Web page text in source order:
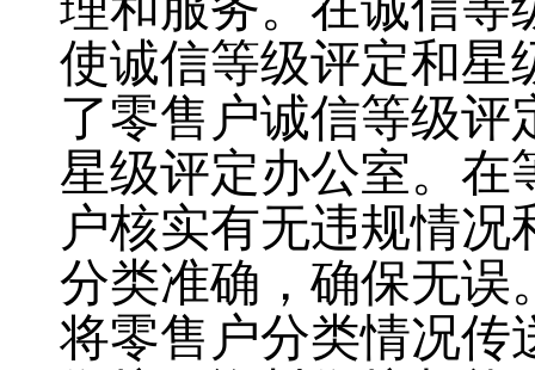
使诚信等级评定和星
了零售户诚信等级评
星级评定办公室。 在
户核实有无违规情
分类准确，确保无误
将零售户分类情况传